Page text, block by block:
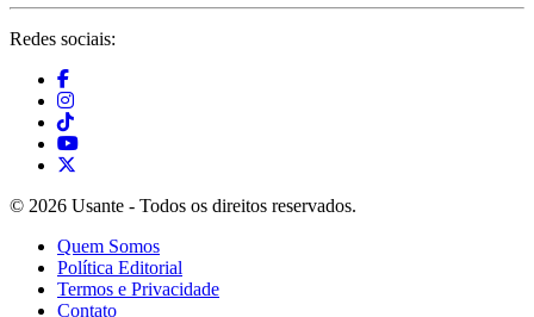
Redes sociais:
© 2026 Usante - Todos os direitos reservados.
Quem Somos
Política Editorial
Termos e Privacidade
Contato